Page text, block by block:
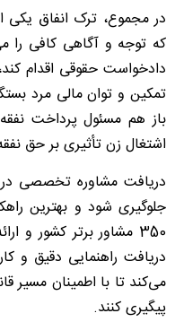
در مجموع، ترک انفاق
که توجه و آگاهی کافی را
دادخواست حقوقی اقدام
تمکین و توان مالی مرد
باز هم مسئول پرداخت
اشتغال زن تأثیری بر حق
دریافت مشاوره تخصصی در
جلوگیری شود و بهترین
دریافت راهنمایی دقیق و
می‌کند تا با اطمینان مسیر
پیگیری کنند.